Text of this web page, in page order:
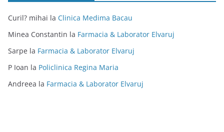
Curil? mihai la Clinica Medima Bacau
Minea Constantin la Farmacia & Laborator Elvaruj
Sarpe la Farmacia & Laborator Elvaruj
P Ioan la Policlinica Regina Maria
Andreea la Farmacia & Laborator Elvaruj